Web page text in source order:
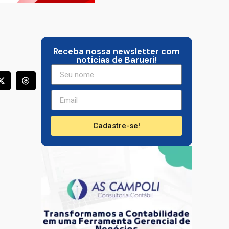
Receba nossa newsletter com
noticias de Barueri!
Cadastre-se!